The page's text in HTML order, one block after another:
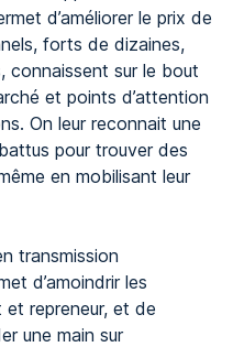
d’améliorer le prix de
forts de dizaines,
connaissent sur le bout
et points d’attention
On leur reconnait une
pour trouver des
en mobilisant leur
transmission
d’amoindrir les
repreneur, et de
une main sur